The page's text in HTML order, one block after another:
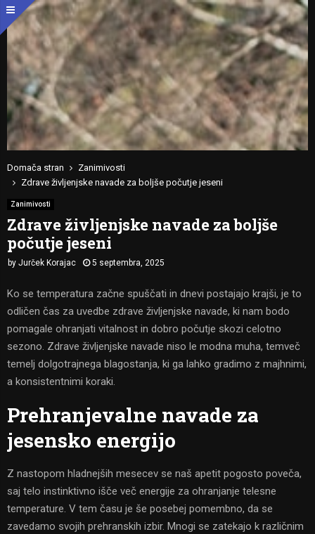
Domača stran
Zanimivosti
Zdrave življenjske navade za boljše počutje jeseni
Zanimivosti
Zdrave življenjske navade za boljše
počutje jeseni
by Jurček Korajac 5 septembra, 2025
Ko se temperatura začne spuščati in dnevi postajajo krajši, je to
odličen čas za uvedbe zdrave življenjske navade, ki nam bodo
pomagale ohranjati vitalnost in dobro počutje skozi celotno
sezono. Zdrave življenjske navade niso le modna muha, temveč
temelj dolgotrajnega blagostanja, ki ga lahko gradimo z majhnimi,
a konsistentnimi koraki.
Prehranjevalne navade za
jesensko energijo
Z nastopom hladnejših mesecev se naš apetit pogosto poveča,
saj telo instinktivno išče več energije za ohranjanje telesne
temperature. V tem času je še posebej pomembno, da se
zavedamo svojih prehranskih izbir. Mnogi se zatekajo k različnim